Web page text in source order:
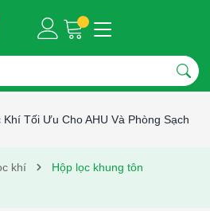
Khí Tối Ưu Cho AHU Và Phòng Sạch
khí
Hộp lọc khung tôn